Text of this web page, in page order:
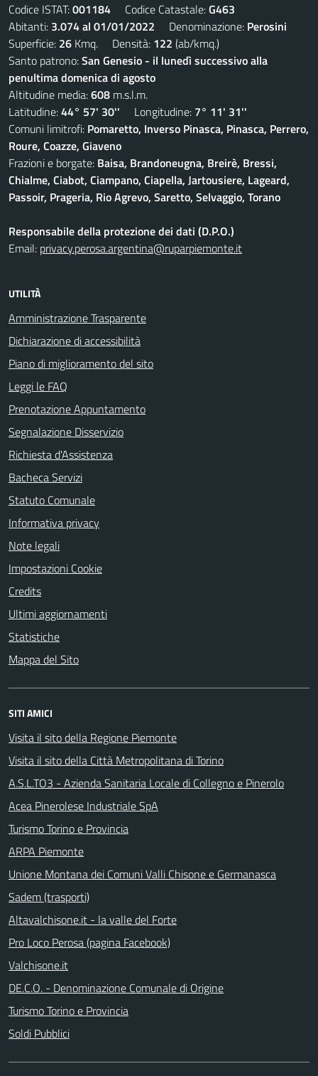
Codice ISTAT:001184 Codice Catastale:G463
Abitanti: 3.074 al 01/01/2022 Denominazione: Perosini
Superficie: 26 Kmq. Densità: 122 (ab/kmq.)
Santo patrono:San Genesio - il lunedì successivo alla
penultima domenica di agosto
Altitudine media:608 m.s.l.m.
Latitudine:44° 57' 30'' Longitudine: 7° 11' 31''
Comuni limitrofi: Pomaretto, Inverso Pinasca, Pinasca, Perrero,
Roure, Coazze, Giaveno
Frazioni e borgate: Baisa, Brandoneugna, Breirè, Bressi,
Chialme, Ciabot, Ciampano, Ciapella, Jartousiere, Lageard,
Passoir, Prageria, Rio Agrevo, Saretto, Selvaggio, Torano
Responsabile della protezione dei dati (D.P.O.)
Email: privacy.perosa.argentina@ruparpiemonte.it
UTILITÀ
Amministrazione Trasparente
Dichiarazione di accessibilità
Piano di miglioramento del sito
Leggi le FAQ
Prenotazione Appuntamento
Segnalazione Disservizio
Richiesta d'Assistenza
Bacheca Servizi
Statuto Comunale
Informativa privacy
Note legali
Impostazioni Cookie
Credits
Ultimi aggiornamenti
Statistiche
Mappa del Sito
SITI AMICI
Visita il sito della Regione Piemonte
Visita il sito della Città Metropolitana di Torino
A.S.L.TO3 - Azienda Sanitaria Locale di Collegno e Pinerolo
Acea Pinerolese Industriale SpA
Turismo Torino e Provincia
ARPA Piemonte
Unione Montana dei Comuni Valli Chisone e Germanasca
Sadem (trasporti)
Altavalchisone.it - la valle del Forte
Pro Loco Perosa (pagina Facebook)
Valchisone.it
DE.C.O. - Denominazione Comunale di Origine
Turismo Torino e Provincia
Soldi Pubblici